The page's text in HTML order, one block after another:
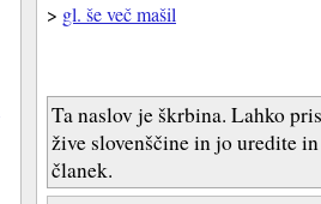
> gl. še več mašil
Ta naslov je škrbina. Lahko
žive slovenščine in jo uredite
članek.